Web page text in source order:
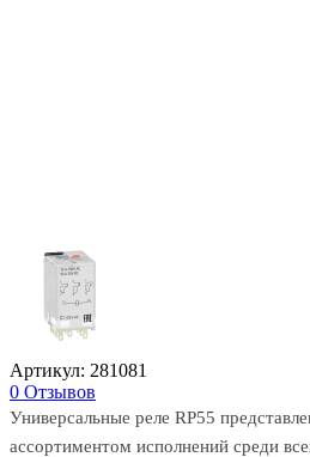
Артикул: 281081
0 Отзывов
Универсальные реле RP55
ассортиментом исполнений среди